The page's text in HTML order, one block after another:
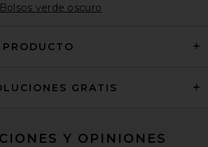
Lg
anterior:
Bolsos verde oscuro
GRATIS
Y OPINIONES